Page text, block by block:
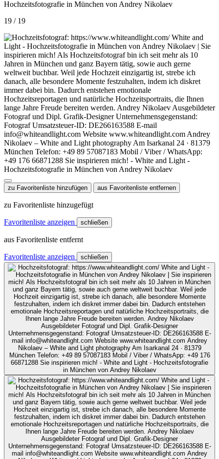
19 / 19
zu Favoritenliste hinzufügen aus Favoritenliste entfernen
zu Favoritenliste hinzugefügt
Favoritenliste anzeigen schließen
aus Favoritenliste entfernt
Favoritenliste anzeigen schließen